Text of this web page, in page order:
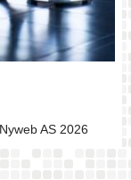
AS 2026